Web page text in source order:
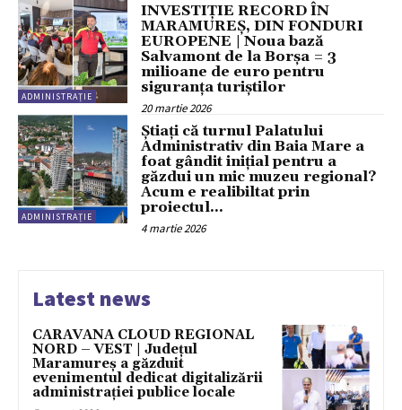
ADMINISTRAȚIE
INVESTIȚIE RECORD ÎN
MARAMUREȘ, DIN FONDURI
EUROPENE | Noua bază
Salvamont de la Borșa = 3
milioane de euro pentru
siguranța turiștilor
20 martie 2026
ADMINISTRAȚIE
Știați că turnul Palatului
Administrativ din Baia Mare a
foat gândit inițial pentru a
găzdui un mic muzeu regional?
Acum e realibiltat prin
proiectul...
4 martie 2026
Latest news
CARAVANA CLOUD REGIONAL
NORD – VEST | Județul
Maramureș a găzduit
evenimentul dedicat digitalizării
administrației publice locale